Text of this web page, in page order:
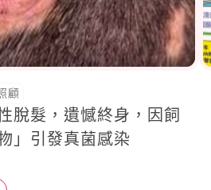
顧
脫髮，遺憾終身，因飼
」引發真菌感染